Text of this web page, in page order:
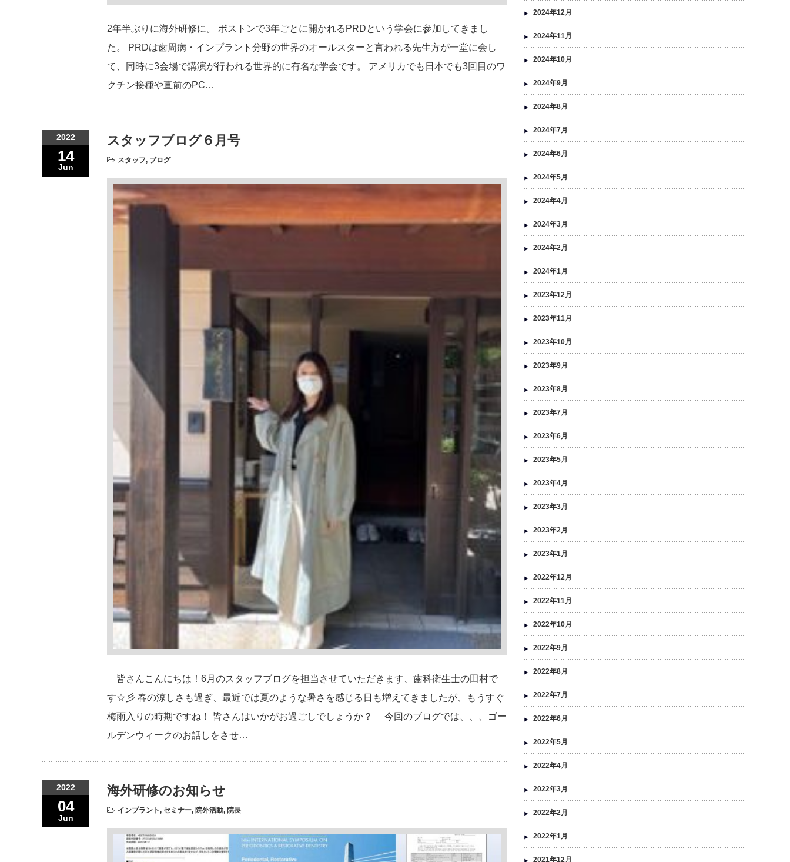
2年半ぶりに海外研修に。 ボストンで3年ごとに開かれるPRDという学会に参加してきまし
た。 PRDは歯周病・インプラント分野の世界のオールスターと言われる先生方が一堂に会し
て、同時に3会場で講演が行われる世界的に有名な学会です。 アメリカでも日本でも3回目のワ
クチン接種や直前のPC…
2022
14
Jun
スタッフブログ６月号
スタッフ, ブログ
皆さんこんにちは！6月のスタッフブログを担当させていただきます、歯科衛生士の田村で
す☆彡 春の涼しさも過ぎ、最近では夏のような暑さを感じる日も増えてきましたが、もうすぐ
梅雨入りの時期ですね！ 皆さんはいかがお過ごしでしょうか？ 今回のブログでは、、、ゴー
ルデンウィークのお話しをさせ…
2022
04
Jun
海外研修のお知らせ
インプラント, セミナー, 院外活動, 院長
2024年12月
2024年11月
2024年10月
2024年9月
2024年8月
2024年7月
2024年6月
2024年5月
2024年4月
2024年3月
2024年2月
2024年1月
2023年12月
2023年11月
2023年10月
2023年9月
2023年8月
2023年7月
2023年6月
2023年5月
2023年4月
2023年3月
2023年2月
2023年1月
2022年12月
2022年11月
2022年10月
2022年9月
2022年8月
2022年7月
2022年6月
2022年5月
2022年4月
2022年3月
2022年2月
2022年1月
2021年12月